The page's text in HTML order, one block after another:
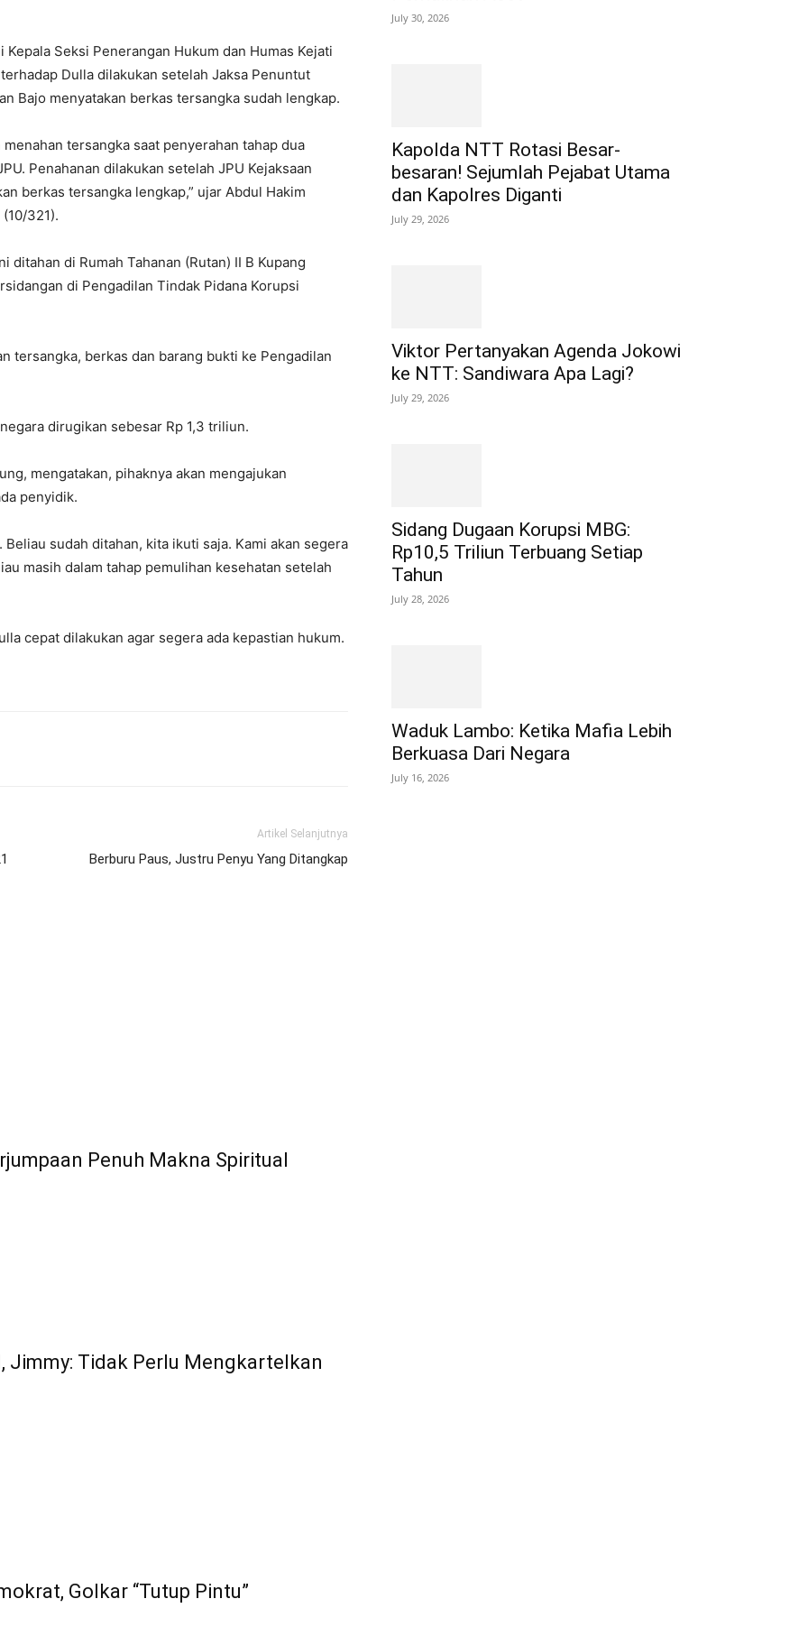
Seksi Penerangan Hukum dan Humas Kejati
Dulla dilakukan setelah Jaksa Penuntut
Bajo menyatakan berkas tersangka sudah lengkap.
tersangka saat penyerahan tahap dua
Penahanan dilakukan setelah JPU Kejaksaan
berkas tersangka lengkap,” ujar Abdul Hakim
321).
di Rumah Tahanan (Rutan) II B Kupang
di Pengadilan Tindak Pidana Korupsi
tersangka, berkas dan barang bukti ke Pengadilan
dirugikan sebesar Rp 1,3 triliun.
mengatakan, pihaknya akan mengajukan
penyidik.
sudah ditahan, kita ikuti saja. Kami akan segera
masih dalam tahap pemulihan kesehatan setelah
cepat dilakukan agar segera ada kepastian hukum.
Artikel Selanjutnya
Berburu Paus, Justru Penyu Yang Ditangkap
Penuh Makna Spiritual
Jimmy: Tidak Perlu Mengkartelkan
Golkar “Tutup Pintu”
July 30, 2026
Kapolda NTT Rotasi Besar-
besaran! Sejumlah Pejabat Utama
dan Kapolres Diganti
July 29, 2026
Viktor Pertanyakan Agenda Jokowi
ke NTT: Sandiwara Apa Lagi?
July 29, 2026
Sidang Dugaan Korupsi MBG:
Rp10,5 Triliun Terbuang Setiap
Tahun
July 28, 2026
Waduk Lambo: Ketika Mafia Lebih
Berkuasa Dari Negara
July 16, 2026